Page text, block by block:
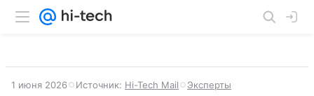
1 июня 2026 Источник: Hi-Tech Mail Эксперты